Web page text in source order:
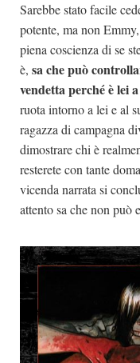
Sarebbe stato facile
potente, ma non
piena coscienza di se
è, sa che può
vendetta perché è lei
ruota intorno a lei e al
ragazza di campagna
dimostrare chi è
resterete con tante
vicenda narrata si
attento sa che non può